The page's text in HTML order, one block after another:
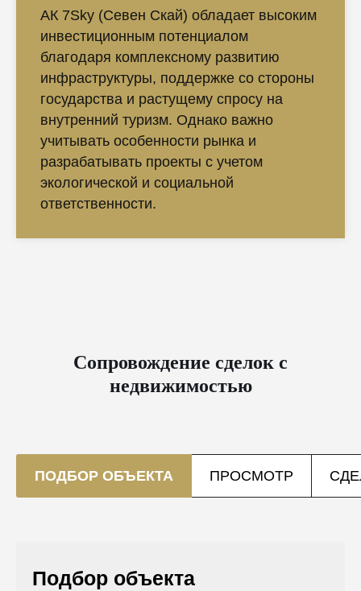
АК 7Sky (Севен Скай) обладает высоким
инвестиционным потенциалом
благодаря комплексному развитию
инфраструктуры, поддержке со стороны
государства и растущему спросу на
внутренний туризм. Однако важно
учитывать особенности рынка и
разрабатывать проекты с учетом
экологической и социальной
ответственности.
Сопровождение сделок с
недвижимостью
ПОДБОР ОБЪЕКТА ПРОСМОТР
Подбор объекта